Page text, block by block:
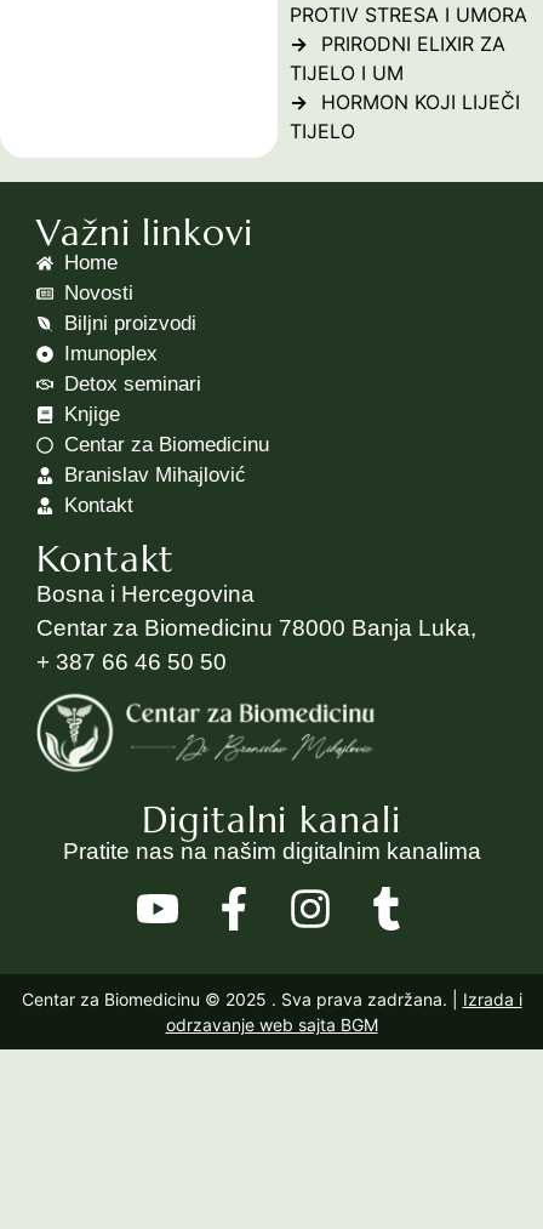
PROTIV STRESA I UMORA
PRIRODNI ELIXIR ZA
TIJELO I UM
HORMON KOJI LIJEČI
TIJELO
Važni linkovi
Home
Novosti
Biljni proizvodi
Imunoplex
Detox seminari
Knjige
Centar za Biomedicinu
Branislav Mihajlović
Kontakt
Kontakt
Bosna i Hercegovina
Centar za Biomedicinu 78000 Banja Luka,
+ 387 66 46 50 50
Digitalni kanali
Pratite nas na našim digitalnim kanalima
Centar za Biomedicinu © 2025 . Sva prava zadržana. | Izrada i
odrzavanje web sajta BGM